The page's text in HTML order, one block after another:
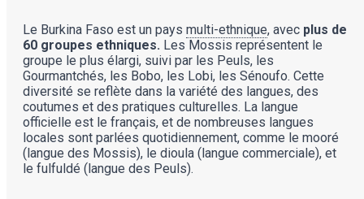
Le Burkina Faso est un pays multi-ethnique, avec plus de
60 groupes ethniques. Les Mossis représentent le
groupe le plus élargi, suivi par les Peuls, les
Gourmantchés, les Bobo, les Lobi, les Sénoufo. Cette
diversité se reflète dans la variété des langues, des
coutumes et des pratiques culturelles. La langue
officielle est le français, et de nombreuses langues
locales sont parlées quotidiennement, comme le mooré
(langue des Mossis), le dioula (langue commerciale), et
le fulfuldé (langue des Peuls).